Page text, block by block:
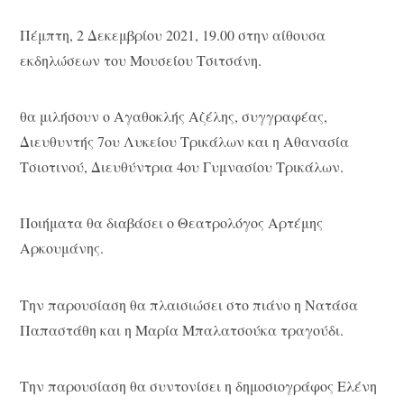
Πέμπτη, 2 Δεκεμβρίου 2021, 19.00 στην αίθουσα
εκδηλώσεων του Μουσείου Τσιτσάνη.
θα μιλήσουν ο Αγαθοκλής Αζέλης, συγγραφέας,
Διευθυντής 7ου Λυκείου Τρικάλων και η Αθανασία
Τσιοτινού, Διευθύντρια 4ου Γυμνασίου Τρικάλων.
Ποιήματα θα διαβάσει ο Θεατρολόγος Αρτέμης
Αρκουμάνης.
Την παρουσίαση θα πλαισιώσει στο πιάνο η Νατάσα
Παπαστάθη και η Μαρία Μπαλατσούκα τραγούδι.
Την παρουσίαση θα συντονίσει η δημοσιογράφος Ελένη